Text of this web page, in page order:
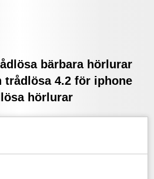
bärbara hörlurar
trådlösa 4.2 för iphone
hörlurar